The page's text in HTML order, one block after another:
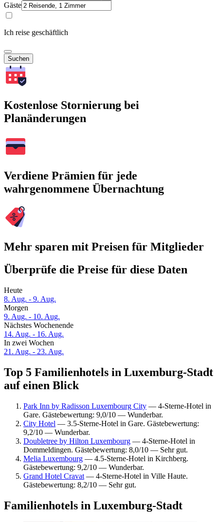
Gäste
Ich reise geschäftlich
Suchen
Kostenlose Stornierung bei
Planänderungen
Verdiene Prämien für jede
wahrgenommene Übernachtung
Mehr sparen mit Preisen für Mitglieder
Überprüfe die Preise für diese Daten
Heute
8. Aug. - 9. Aug.
Morgen
9. Aug. - 10. Aug.
Nächstes Wochenende
14. Aug. - 16. Aug.
In zwei Wochen
21. Aug. - 23. Aug.
Top 5 Familienhotels in Luxemburg-Stadt
auf einen Blick
Park Inn by Radisson Luxembourg City — 4-Sterne-Hotel in
Gare. Gästebewertung: 9,0/10 — Wunderbar.
City Hotel — 3.5-Sterne-Hotel in Gare. Gästebewertung:
9,2/10 — Wunderbar.
Doubletree by Hilton Luxembourg — 4-Sterne-Hotel in
Dommeldingen. Gästebewertung: 8,0/10 — Sehr gut.
Melia Luxembourg — 4.5-Sterne-Hotel in Kirchberg.
Gästebewertung: 9,2/10 — Wunderbar.
Grand Hotel Cravat — 4-Sterne-Hotel in Ville Haute.
Gästebewertung: 8,2/10 — Sehr gut.
Familienhotels in Luxemburg-Stadt